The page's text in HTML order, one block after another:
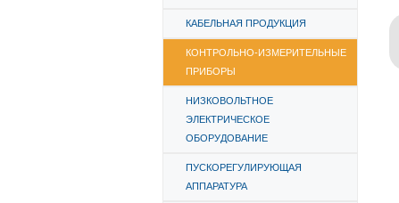
КАБЕЛЬНАЯ ПРОДУКЦИЯ
КОНТРОЛЬНО-ИЗМЕРИТЕЛЬНЫЕ
ПРИБОРЫ
НИЗКОВОЛЬТНОЕ
ЭЛЕКТРИЧЕСКОЕ
ОБОРУДОВАНИЕ
ПУСКОРЕГУЛИРУЮЩАЯ
АППАРАТУРА